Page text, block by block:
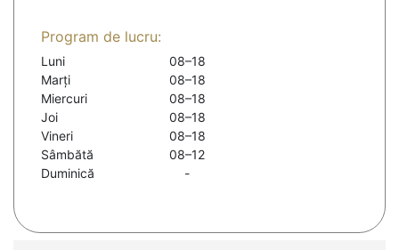
Program de lucru:
Luni
08–18
Marți
08–18
Miercuri
08–18
Joi
08–18
Vineri
08–18
Sâmbătă
08–12
Duminică
-